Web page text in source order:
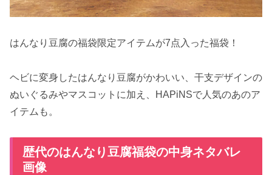
はんなり豆腐の福袋限定アイテムが7点入った福袋！
ヘビに変身したはんなり豆腐がかわいい、干支デザインの
ぬいぐるみやマスコットに加え、HAPiNSで人気のあのア
イテムも。
歴代のはんなり豆腐福袋の中身ネタバレ
画像